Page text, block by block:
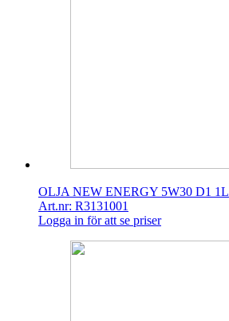
OLJA NEW ENERGY 5W30 D1 1L
Art.nr: R3131001
Logga in för att se priser